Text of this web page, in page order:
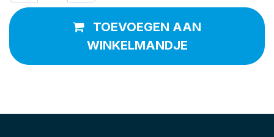
TOEVOEGEN AAN
WINKELMANDJE